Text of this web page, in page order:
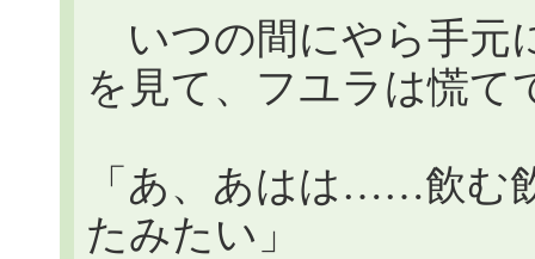
いつの間にやら手元
を見て、フユラは慌て
「あ、あはは……飲む
たみたい」